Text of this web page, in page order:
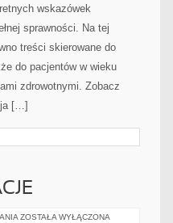
wskazówek
sprawności. Na tej
treści skierowane do
do pacjentów w wieku
zdrowotnymi. Zobacz
[…]
MEBLE
ZOSTAŁA WYŁĄCZONA